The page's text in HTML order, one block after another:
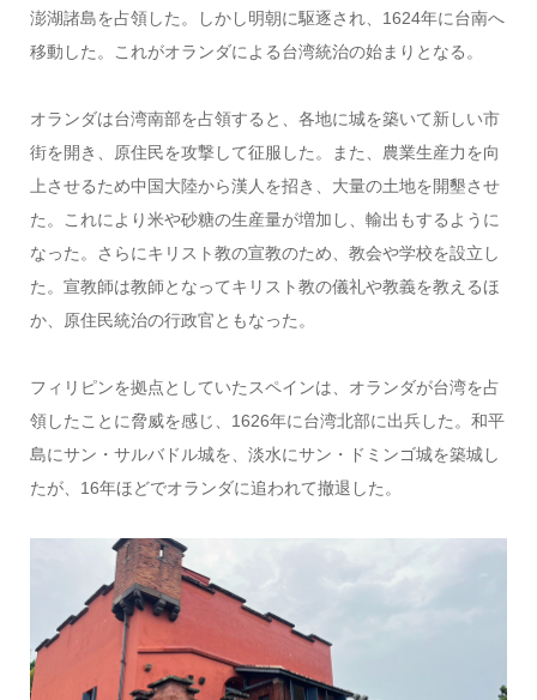
澎湖諸島を占領した。しかし明朝に駆逐され、1624年に台南へ
移動した。これがオランダによる台湾統治の始まりとなる。
オランダは台湾南部を占領すると、各地に城を築いて新しい市
街を開き、原住民を攻撃して征服した。また、農業生産力を向
上させるため中国大陸から漢人を招き、大量の土地を開墾させ
た。これにより米や砂糖の生産量が増加し、輸出もするように
なった。さらにキリスト教の宣教のため、教会や学校を設立し
た。宣教師は教師となってキリスト教の儀礼や教義を教えるほ
か、原住民統治の行政官ともなった。
フィリピンを拠点としていたスペインは、オランダが台湾を占
領したことに脅威を感じ、1626年に台湾北部に出兵した。和平
島にサン・サルバドル城を、淡水にサン・ドミンゴ城を築城し
たが、16年ほどでオランダに追われて撤退した。